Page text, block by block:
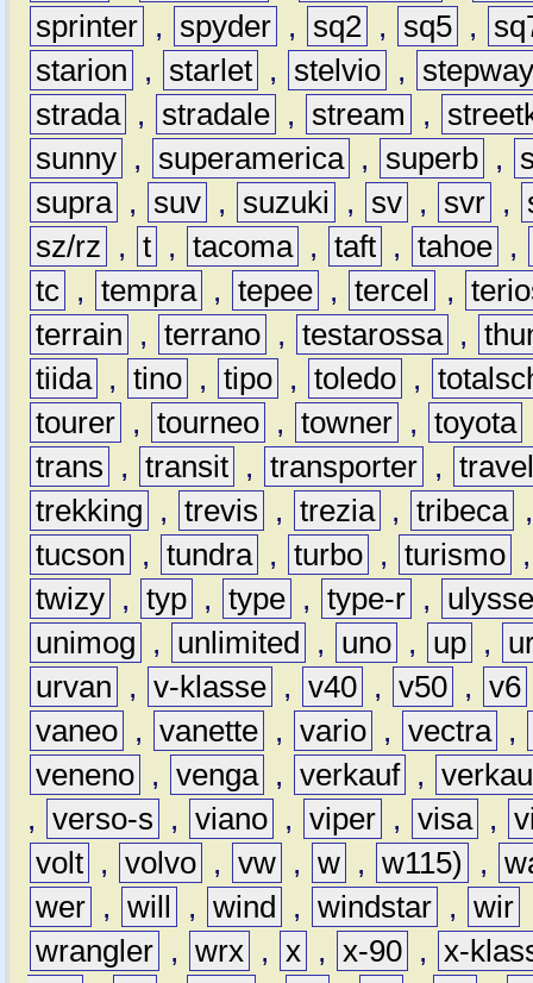
sprinter , spyder , sq2 , sq5 ,
starion
, starlet , stelvio ,
strada , stradale , stream ,
sunny , superamerica , superb ,
supra , suv , suzuki , sv , svr ,
sz/rz
, t , tacoma , taft , tahoe ,
tc , tempra , tepee , tercel ,
terrain
, terrano , testarossa ,
tiida , tino , tipo , toledo ,
tourer , tourneo , towner , toyota
trans
, transit , transporter ,
trekking
, trevis , trezia , tribeca
tucson
, tundra , turbo , turismo
twizy , typ , type , type-r ,
unimog
, unlimited , uno , up ,
urvan
, v-klasse , v40 , v50 , v6
vaneo , vanette , vario , vectra ,
veneno , venga , verkauf ,
, verso-s , viano , viper , visa ,
volt , volvo , vw , w , w115) ,
wer , will , wind , windstar , wir
wrangler , wrx , x , x-90 , x-